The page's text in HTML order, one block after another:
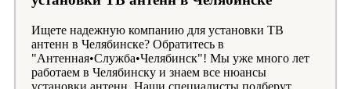
Ищете надежную компанию для установки ТВ
антенн в Челябинске? Обратитесь в
"Антенная•Служба•Челябинск"! Мы уже много лет
работаем в Челябинску и знаем все нюансы
установки антенн. Наши специалисты подберут